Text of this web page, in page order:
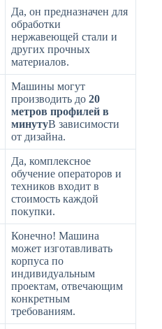
Да, он предназначен для
обработки
нержавеющей стали и
других прочных
материалов.
Машины могут
производить до 20
метров профилей в
минутуВ зависимости
от дизайна.
Да, комплексное
обучение операторов и
техников входит в
стоимость каждой
покупки.
Конечно! Машина
может изготавливать
корпуса по
индивидуальным
проектам, отвечающим
конкретным
требованиям.